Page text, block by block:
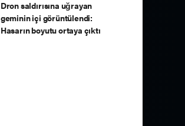
Dron saldırısına uğrayan
geminin içi görüntülendi:
Hasarın boyutu ortaya çıktı